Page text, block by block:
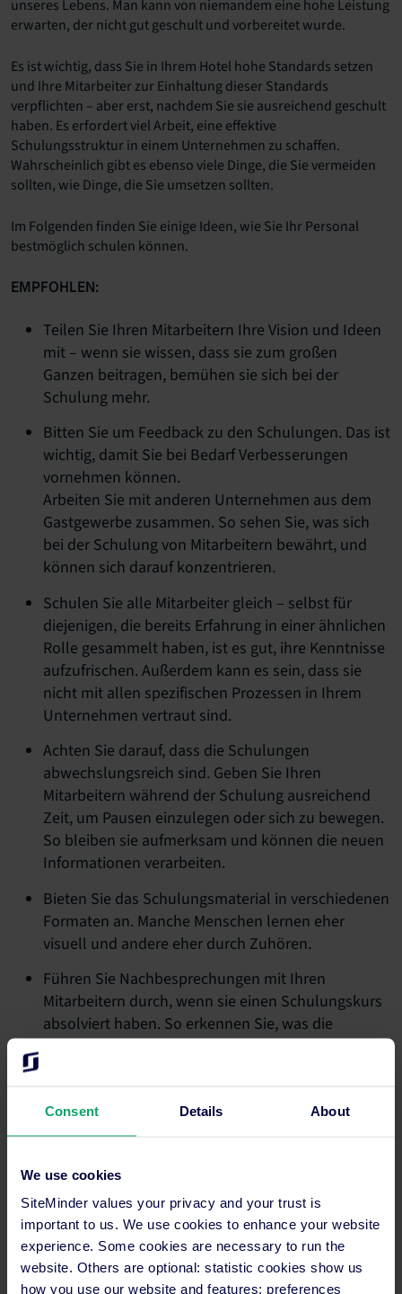
Consent Details About
We use cookies
SiteMinder values your privacy and your trust is
important to us. We use cookies to enhance your website
experience. Some cookies are necessary to run the
website. Others are optional: statistic cookies show us
how you use our website and features; preferences
unseres Lebens. Man kann von niemandem eine hohe Leistung
erwarten, der nicht gut geschult und vorbereitet wurde.
Es ist wichtig, dass Sie in Ihrem Hotel hohe Standards setzen
und Ihre Mitarbeiter zur Einhaltung dieser Standards
verpflichten – aber erst, nachdem Sie sie ausreichend geschult
haben. Es erfordert viel Arbeit, eine effektive
Schulungsstruktur in einem Unternehmen zu schaffen.
Wahrscheinlich gibt es ebenso viele Dinge, die Sie vermeiden
sollten, wie Dinge, die Sie umsetzen sollten.
Im Folgenden finden Sie einige Ideen, wie Sie Ihr Personal
bestmöglich schulen können.
EMPFOHLEN:
Teilen Sie Ihren Mitarbeitern Ihre Vision und Ideen
mit – wenn sie wissen, dass sie zum großen
Ganzen beitragen, bemühen sie sich bei der
Schulung mehr.
Bitten Sie um Feedback zu den Schulungen. Das ist
wichtig, damit Sie bei Bedarf Verbesserungen
vornehmen können.
Arbeiten Sie mit anderen Unternehmen aus dem
Gastgewerbe zusammen. So sehen Sie, was sich
bei der Schulung von Mitarbeitern bewährt, und
können sich darauf konzentrieren.
Schulen Sie alle Mitarbeiter gleich – selbst für
diejenigen, die bereits Erfahrung in einer ähnlichen
Rolle gesammelt haben, ist es gut, ihre Kenntnisse
aufzufrischen. Außerdem kann es sein, dass sie
nicht mit allen spezifischen Prozessen in Ihrem
Unternehmen vertraut sind.
Achten Sie darauf, dass die Schulungen
abwechslungsreich sind. Geben Sie Ihren
Mitarbeitern während der Schulung ausreichend
Zeit, um Pausen einzulegen oder sich zu bewegen.
So bleiben sie aufmerksam und können die neuen
Informationen verarbeiten.
Bieten Sie das Schulungsmaterial in verschiedenen
Formaten an. Manche Menschen lernen eher
visuell und andere eher durch Zuhören.
Führen Sie Nachbesprechungen mit Ihren
Mitarbeitern durch, wenn sie einen Schulungskurs
absolviert haben. So erkennen Sie, was die
Mitarbeiter gelernt haben und wie sie dieses neue
ZU VERMEIDEN:
ansehen: Sie sollten immer fortlaufende
Schulungen anbieten.
Schulungen mit Informationen überladen: Die
Mitarbeiter müssen viel Neues lernen und das
Einführungsteam muss viele Informationen